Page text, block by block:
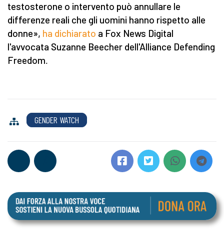
testosterone o intervento può annullare le
differenze reali che gli uomini hanno rispetto alle
donne», ha dichiarato a Fox News Digital
l'avvocata Suzanne Beecher dell'Alliance Defending
Freedom.
GENDER WATCH